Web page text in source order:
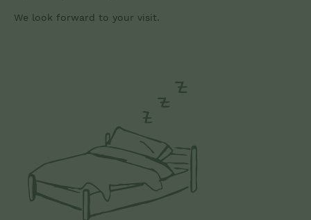
We look forward to your visit.